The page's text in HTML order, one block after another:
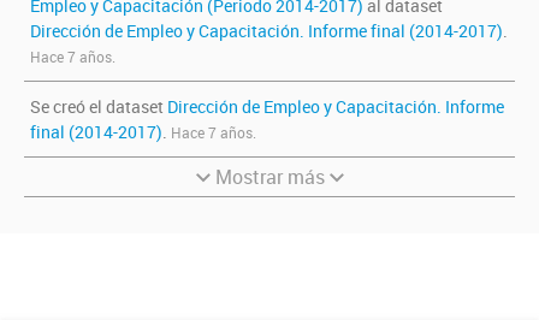
Empleo y Capacitación (Periodo 2014-2017) al dataset
Dirección de Empleo y Capacitación. Informe final (2014-2017).
Hace 7 años.
Se creó el dataset Dirección de Empleo y Capacitación. Informe
final (2014-2017). Hace 7 años.
Mostrar más